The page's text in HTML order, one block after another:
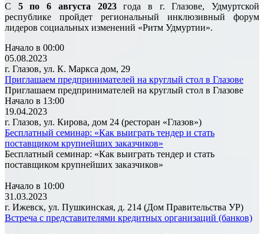
С 5 по 6 августа 2023года в г. Глазове, Удмуртской
республике пройдет региональный инклюзивный форум
лидеров социальных изменений «Ритм Удмуртии».
Начало в 00:00
05.08.2023
г. Глазов, ул. К. Маркса дом, 29
Приглашаем предпринимателей на круглый стол в Глазове
Приглашаем предпринимателей на круглый стол в Глазове
Начало в 13:00
19.04.2023
г. Глазов, ул. Кирова, дом 24 (ресторан «Глазов»)
Бесплатный семинар: «Как выиграть тендер и стать
поставщиком крупнейших заказчиков»
Бесплатный семинар: «Как выиграть тендер и стать
поставщиком крупнейших заказчиков»
Начало в 10:00
31.03.2023
г. Ижевск, ул. Пушкинская, д. 214 (Дом Правительства УР)
Встреча с представителями кредитных организаций (банков)